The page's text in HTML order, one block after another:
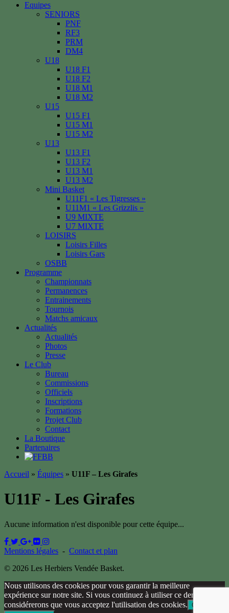
Equipes
SENIORS
PNF
RF3
PRM
DM4
U18
U18 F1
U18 F2
U18 M1
U18 M2
U15
U15 F1
U15 M1
U15 M2
U13
U13 F1
U13 F2
U13 M1
U13 M2
Mini Basket
U11F1 « Les Tigresses »
U11M1 « Les Grizzlis »
U9 MIXTE
U7 MIXTE
LOISIRS
Loisirs Filles
Loisirs Gars
OSBB
Programme
Championnats
Permanences
Entrainements
Tournois
Matchs amicaux
Actualités
Actualités
Photos
Presse
Le Club
Bureau
Commissions
Officiels
Inscriptions
Formations
Projet Club
Contact
La Boutique
Partenaires
Accueil » Équipes » U11F – Les Girafes
U11F - Les Girafes
Aucune information n'est disponible pour cette équipe...
Mentions légales - Contact et plan
© 2026 Les Herbiers Vendée Basket.
Nous utilisons des cookies pour vous garantir la meilleure
expérience sur notre site. Si vous continuez à utiliser ce dernier, nous
considérerons que vous acceptez l'utilisation des cookies. Ok